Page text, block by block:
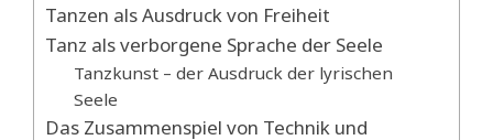
Tanzen als Ausdruck von Freiheit
Tanz als verborgene Sprache der Seele
Tanzkunst – der Ausdruck der lyrischen
Seele
Das Zusammenspiel von Technik und